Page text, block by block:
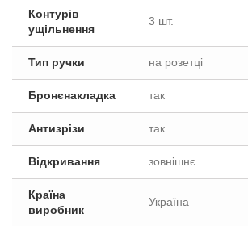
Контурів
ущільнення
3 шт.
Тип ручки на розетці
Бронєнакладка так
Антизрізи так
Відкривання зовнішнє
Країна
виробник
Україна